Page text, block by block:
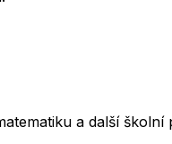
a další